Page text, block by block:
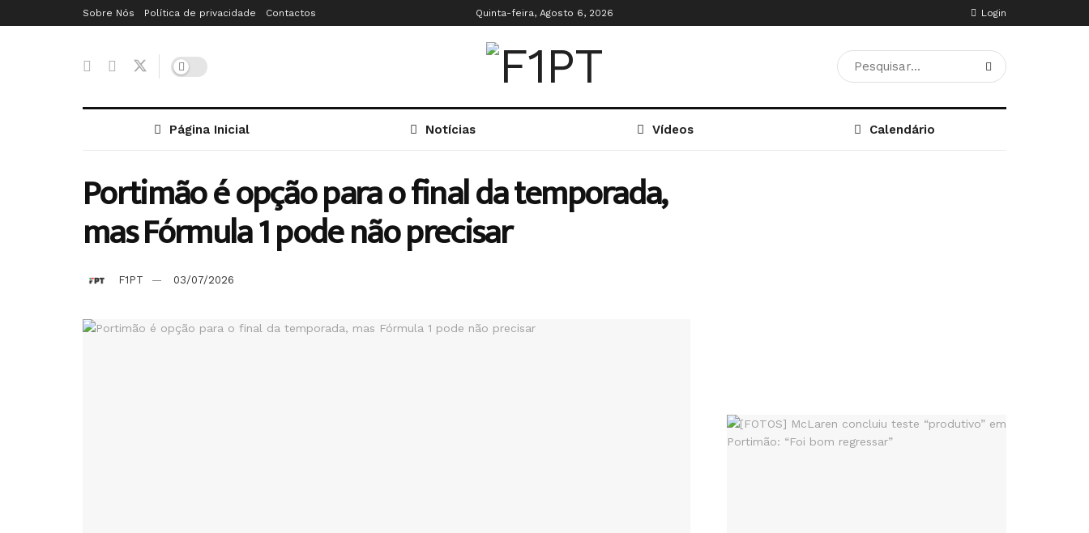
Sobre Nós Política de privacidade Contactos Quinta-feira, Agosto 6, 2026 Login
Página Inicial Notícias Vídeos Calendário
Portimão é opção para o final da temporada,
mas Fórmula 1 pode não precisar
F1PT 03/07/2026